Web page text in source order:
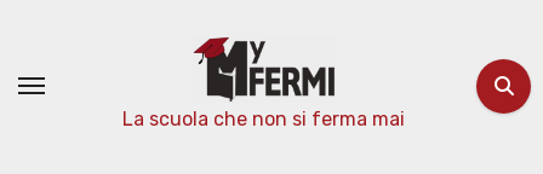
contenuto
La scuola che non si ferma mai